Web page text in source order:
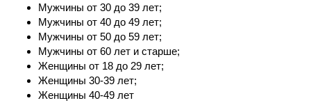
Мужчины от 30 до 39 лет;
Мужчины от 40 до 49 лет;
Мужчины от 50 до 59 лет;
Мужчины от 60 лет и старше;
Женщины от 18 до 29 лет;
Женщины 30-39 лет;
Женщины 40-49 лет